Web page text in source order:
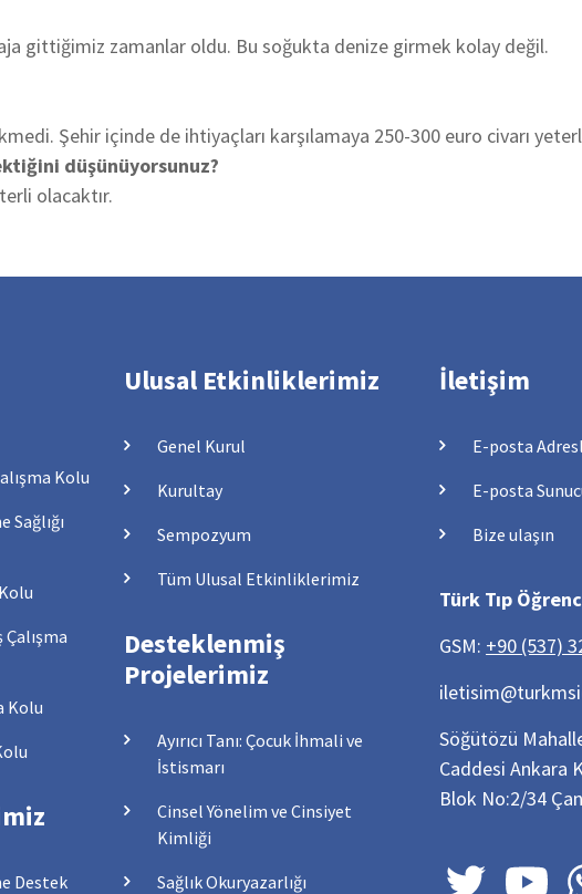
gittiğimiz zamanlar oldu. Bu soğukta denize girmek kolay değil.
Şehir içinde de ihtiyaçları karşılamaya 250-300 euro civarı
düşünüyorsunuz?
olacaktır.
Kolu
Sağlığı
Çalışma
Kolu
Destek
Ulusal Etkinliklerimiz
Genel Kurul
Kurultay
Sempozyum
Tüm Ulusal Etkinliklerimiz
Desteklenmiş
Projelerimiz
Ayırıcı Tanı: Çocuk İhmali ve
İstismarı
Cinsel Yönelim ve Cinsiyet
Kimliği
Sağlık Okuryazarlığı
İletişim
E-posta
E-posta
Bize ulaşın
Türk Tıp
GSM: +90 (537)
Söğütözü
Caddesi Ankara
Blok No:2/34